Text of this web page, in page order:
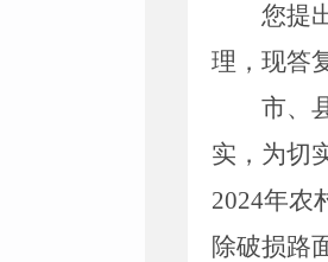
您提
理，现答
市、
实，为切
2024年农
除破损路